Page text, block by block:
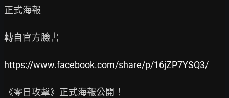
正式海報
轉自官方臉書
https://www.facebook.com/share/p/16jZP7YSQ3/
《零日攻擊》正式海報公開！